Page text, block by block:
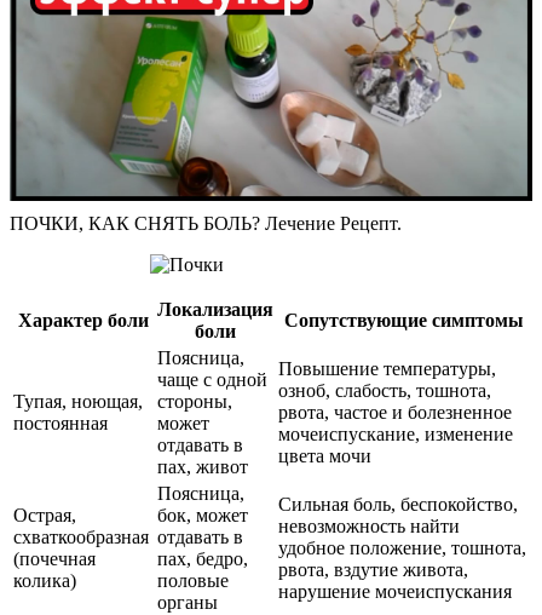
ПОЧКИ, КАК СНЯТЬ БОЛЬ? Лечение Рецепт.
Характер боли
Локализация
боли
Сопутствующие симптомы
Тупая, ноющая,
постоянная
Поясница,
чаще с одной
стороны,
может
отдавать в
пах, живот
Повышение температуры,
озноб, слабость, тошнота,
рвота, частое и болезненное
мочеиспускание, изменение
цвета мочи
Острая,
схваткообразная
(почечная
колика)
Поясница,
бок, может
отдавать в
пах, бедро,
половые
органы
Сильная боль, беспокойство,
невозможность найти
удобное положение, тошнота,
рвота, вздутие живота,
нарушение мочеиспускания